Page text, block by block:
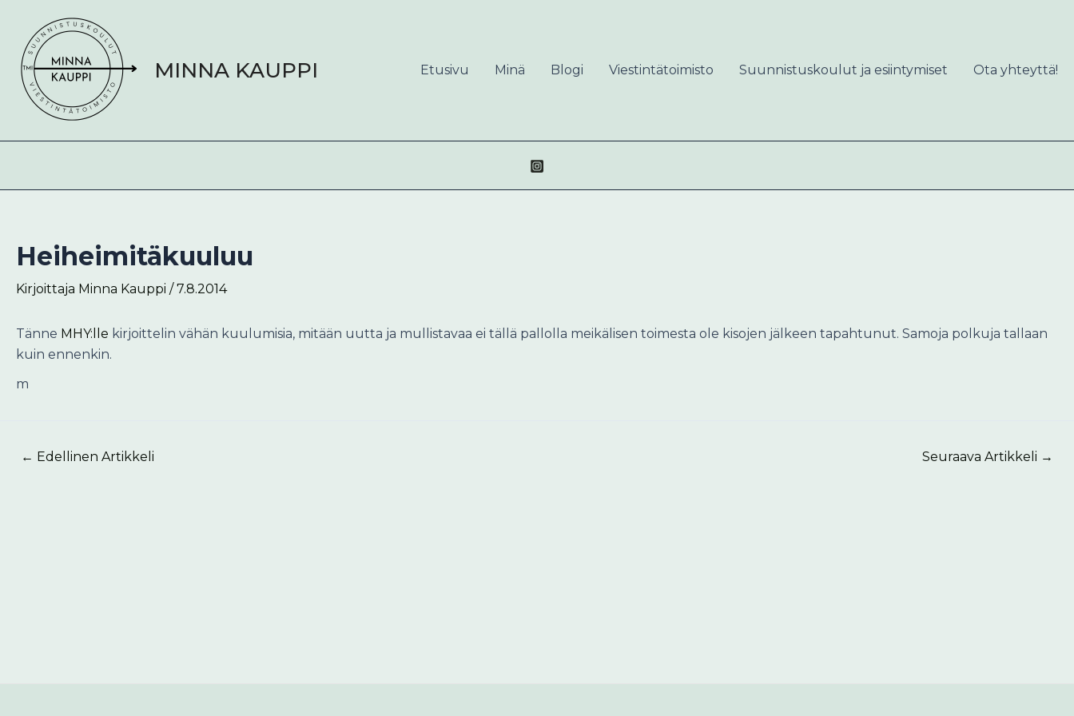
sisältöön
MINNA KAUPPI Etusivu Minä Blogi Viestintätoimisto Suunnistuskoulut ja esiintymiset Ota yhteyttä!
Heiheimitäkuuluu
Kirjoittaja Minna Kauppi /7.8.2014
Tänne MHY:lle kirjoittelin vähän kuulumisia, mitään uutta ja mullistavaa ei tällä pallolla meikälisen toimesta ole kisojen jälkeen tapahtunut. Samoja polkuja tallaan
kuin ennenkin.
m
navigation
← Edellinen Artikkeli Seuraava Artikkeli →